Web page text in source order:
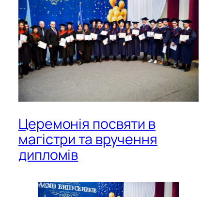
Церемонія посвяти в
магістри та вручення
дипломів